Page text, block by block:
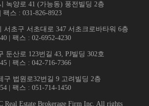
녹양로 41 (가능동) 풍전빌딩 2층
팩스 : 031-826-8923
초구 서초대로 347 서초크로바타워 6층
| 팩스 : 02-6952-4230
둔산로 123번길 43, PJ빌딩 302호
| 팩스 : 042-716-7366
법원로32번길 9 고려빌딩 2층
| 팩스 : 051-714-1450
Estate Brokerage Firm Inc. All rights